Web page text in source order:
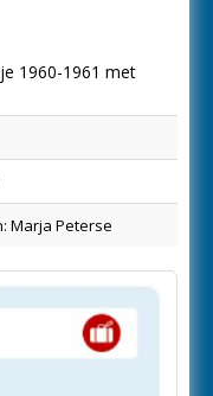
1960-1961 met
Marja Peterse